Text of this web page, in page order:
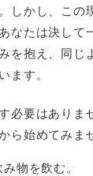
しかし、この
なたは決して
を抱え、同じ
ます。
必要はありま
ら始めてみま
物を飲む。